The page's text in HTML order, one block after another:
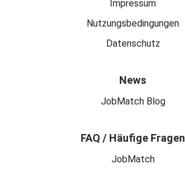
Impressum
Nutzungsbedingungen
Datenschutz
News
JobMatch Blog
FAQ / Häufige Fragen
JobMatch